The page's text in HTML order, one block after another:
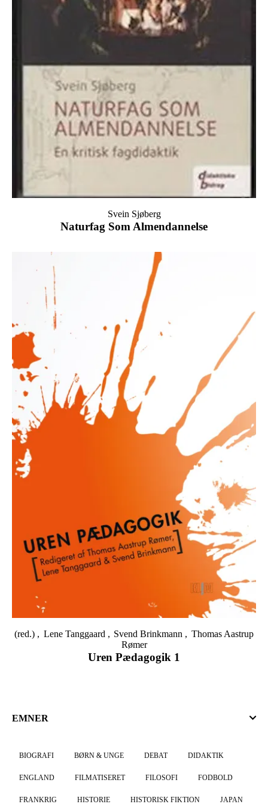
Naturfag Som Almendannelse
Svein Sjøberg
Uren Pædagogik 1
(red.) Lene Tanggaard Svend Brinkmann
Thomas Aastrup
Rømer
EMNER
BIOGRAFI BØRN & UNGE DEBAT DIDAKTIK
ENGLAND FILMATISERET FILOSOFI FODBOLD
FRANKRIG HISTORIE HISTORISK FIKTION JAPAN